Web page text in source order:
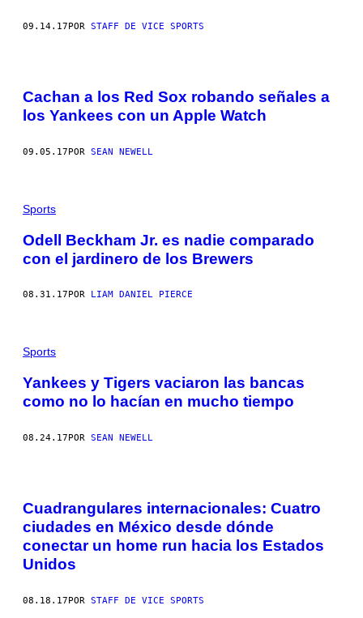
09.14.17 POR STAFF DE VICE SPORTS
Cachan a los Red Sox robando señales a
los Yankees con un Apple Watch
09.05.17POR SEAN NEWELL
Sports
Odell Beckham Jr. es nadie comparado
con el jardinero de los Brewers
08.31.17 POR LIAM DANIEL PIERCE
Sports
Yankees y Tigers vaciaron las bancas
como no lo hacían en mucho tiempo
08.24.17POR SEAN NEWELL
Cuadrangulares internacionales: Cuatro
ciudades en México desde dónde
conectar un home run hacia los Estados
Unidos
08.18.17POR STAFF DE VICE SPORTS